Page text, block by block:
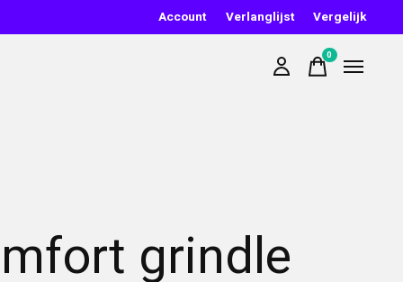
Account Verlanglijst Vergelijk
0items
grindle